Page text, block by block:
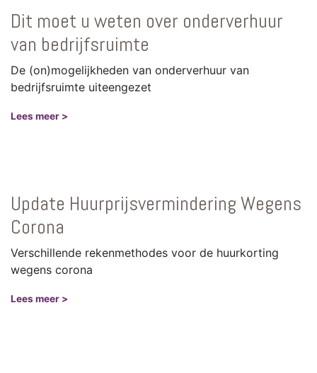
Dit moet u weten over onderverhuur
van bedrijfsruimte
De (on)mogelijkheden van onderverhuur van
bedrijfsruimte uiteengezet
Lees meer >
Update Huurprijsvermindering Wegens
Corona
Verschillende rekenmethodes voor de huurkorting
wegens corona
Lees meer >